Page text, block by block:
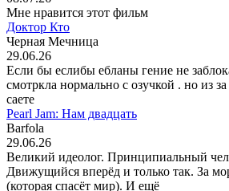
Мне нравится этот фильм
Доктор Кто
Черная Мечница
29.06.26
Если бы еслибы ебланы гение не
смотркла нормально с озучкой . но из
саете
Pearl Jam: Нам двадцать
Barfola
29.06.26
Великий идеолог. Принципиальный
Движущийся вперёд и только так. За
(которая спасёт мир). И ещё